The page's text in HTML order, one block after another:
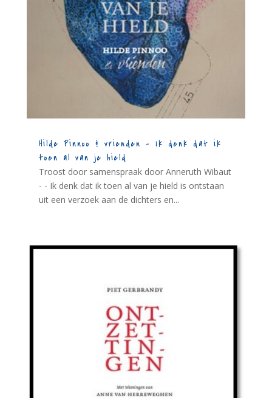
Hilde Pinnoo & vrienden – Ik denk dat ik
toen al van je hield
Troost door samenspraak door Anneruth Wibaut
- - Ik denk dat ik toen al van je hield is ontstaan
uit een verzoek aan de dichters en...